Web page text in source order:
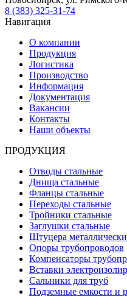
8 (383) 325-31-74
Навигация
О компании
Продукция
Логистика
Производство
Информация
Документация
Вакансии
Контакты
Наши объекты
ПРОДУКЦИЯ
Отводы стальные
Днища стальные
Фланцы стальные
Переходы стальные
Тройники стальные
Заглушки стальные
Штуцера
Опоры трубопроводов
Компенсаторы
Вставки
Сальники для труб
Подземные емкости и